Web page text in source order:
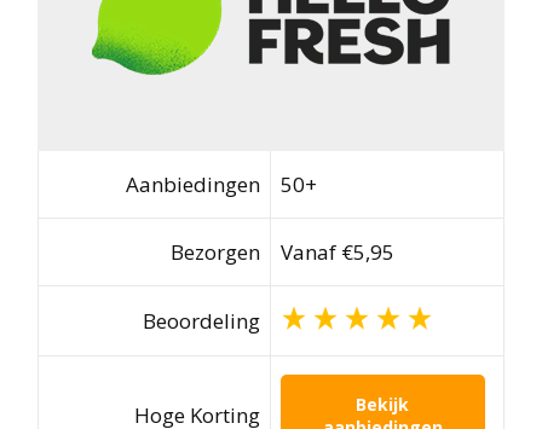
Aanbiedingen 50+
Bezorgen Vanaf €5,95
Beoordeling
Hoge Korting
Bekijk